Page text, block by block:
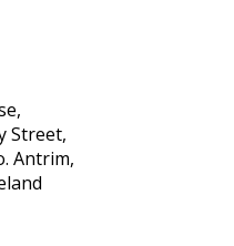
Street,
Antrim,